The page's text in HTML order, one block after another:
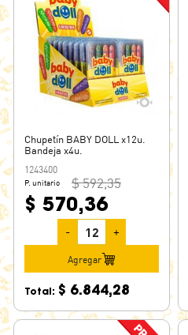
Chupetín BABY DOLL x12u.
Bandeja x4u.
1243400
P. unitario $ 592,35
$ 570,36
- +
Agregar
Total: $ 6.844,28